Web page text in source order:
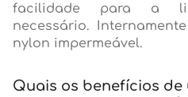
facilidade para a
necessário.
nylon impermeável.
Quais os benefícios de